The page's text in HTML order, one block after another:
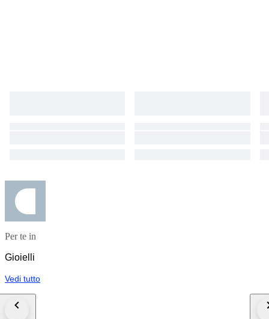
Per te in
Gioielli
Vedi tutto